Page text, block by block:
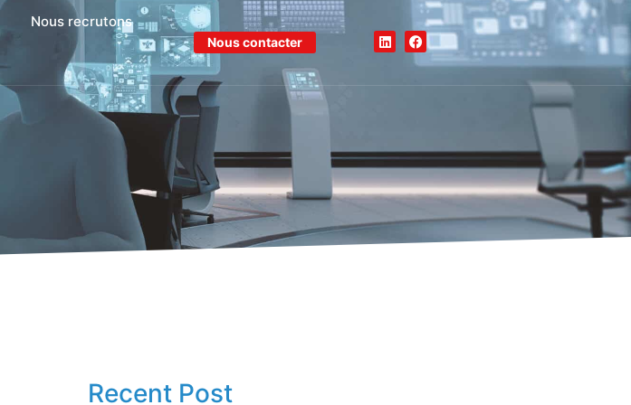
Nous recrutons
Nous contacter
Recent Post